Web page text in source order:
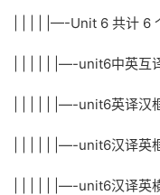
| | | | |—-Unit 6 共计 6
| | | | | |—-unit6中英互
| | | | | |—-unit6英译汉
| | | | | |—-unit6汉译英
| | | | | |—-unit6汉译英